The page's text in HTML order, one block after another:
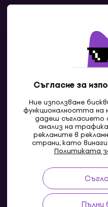
Съгласие за
Ние използваме
функционалността
дадеш съгласието
анализ на
рекламите в
страни, като
Политиката
Пълни
Полезни линкове